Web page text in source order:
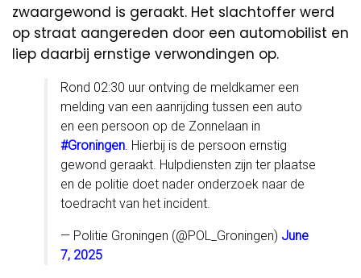
zwaargewond is geraakt. Het slachtoffer werd
op straat aangereden door een automobilist en
liep daarbij ernstige verwondingen op.
Rond 02:30 uur ontving de meldkamer een
melding van een aanrijding tussen een auto
en een persoon op de Zonnelaan in
#Groningen . Hierbij is de persoon ernstig
gewond geraakt. Hulpdiensten zijn ter plaatse
en de politie doet nader onderzoek naar de
toedracht van het incident.
— Politie Groningen (@POL_Groningen) June
7, 2025